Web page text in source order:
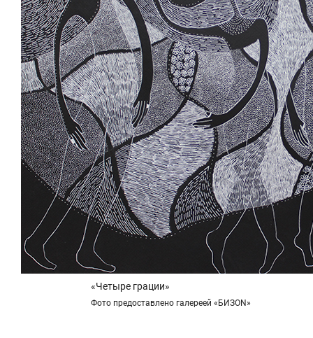
«Четыре грации»
Фото предоставлено галереей «БИЗON»